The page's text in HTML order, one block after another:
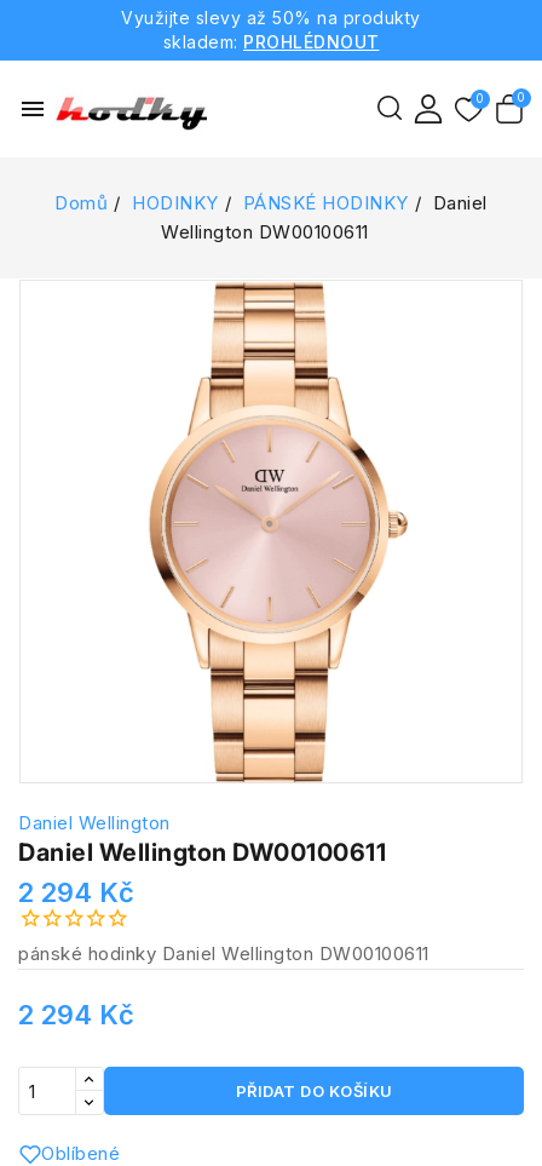
Využijte slevy až 50% na produkty
skladem: PROHLÉDNOUT
menu
Domů HODINKY PÁNSKÉ HODINKY
Daniel
Wellington DW00100611
Daniel Wellington
Daniel Wellington DW00100611
2 294 Kč
pánské hodinky Daniel Wellington DW00100611
2 294 Kč
PŘIDAT DO KOŠÍKU
Oblíbené